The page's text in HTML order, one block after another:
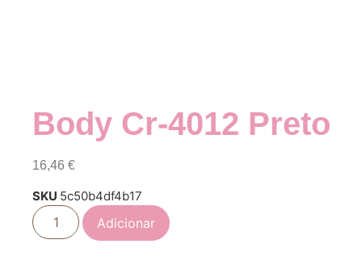
Body Cr-4012 Preto
16,46 €
SKU 5c50b4df4b17
Adicionar